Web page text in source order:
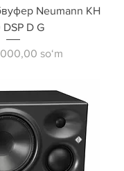
Neumann KH
D G
soʻm